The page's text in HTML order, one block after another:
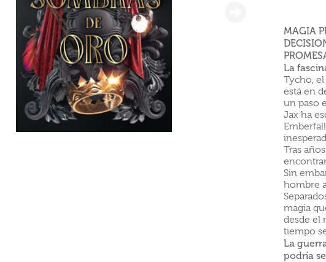
MAGIA
La
Tycho,
está en
un paso
Jax ha
Tras
Sin
hombre
magia
desde el
tiempo
La
podría